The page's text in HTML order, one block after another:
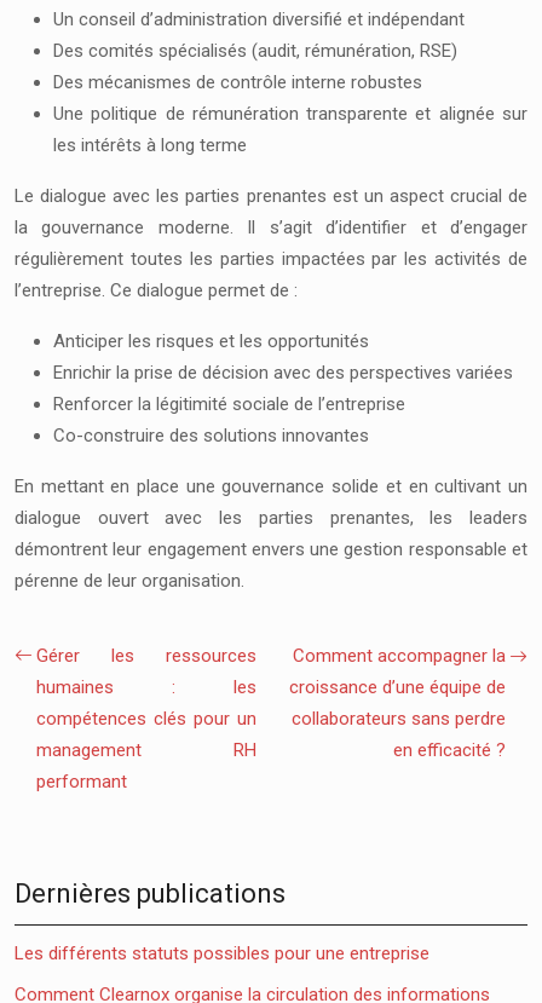
Un conseil d’administration diversifié et indépendant
Des comités spécialisés (audit, rémunération, RSE)
Des mécanismes de contrôle interne robustes
Une politique de rémunération transparente et alignée sur
les intérêts à long terme
Le dialogue avec les parties prenantes est un aspect crucial de
la gouvernance moderne. Il s’agit d’identifier et d’engager
régulièrement toutes les parties impactées par les activités de
l’entreprise. Ce dialogue permet de :
Anticiper les risques et les opportunités
Enrichir la prise de décision avec des perspectives variées
Renforcer la légitimité sociale de l’entreprise
Co-construire des solutions innovantes
En mettant en place une gouvernance solide et en cultivant un
dialogue ouvert avec les parties prenantes, les leaders
démontrent leur engagement envers une gestion responsable et
pérenne de leur organisation.
Gérer les ressources
humaines : les
compétences clés pour un
management RH
performant
Comment accompagner la
croissance d’une équipe de
collaborateurs sans perdre
en efficacité ?
Dernières publications
Les différents statuts possibles pour une entreprise
Comment Clearnox organise la circulation des informations